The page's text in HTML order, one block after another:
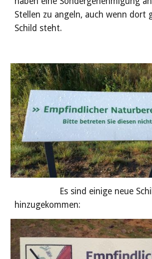
Stellen zu angeln, auch wenn dort
Schild steht.
Es sind einige neue
hinzugekommen: